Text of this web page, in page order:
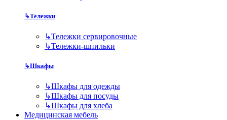
↳Тележки
↳Тележки сервировочные
↳Тележки-шпильки
↳Шкафы
↳Шкафы для одежды
↳Шкафы для посуды
↳Шкафы для хлеба
Медицинская мебель